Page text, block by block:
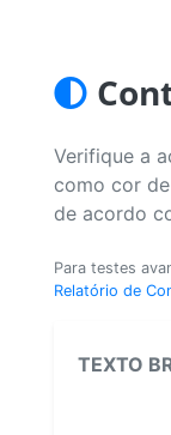
Verifique a
como cor
de acordo
Para testes
Relatório de
TEXTO